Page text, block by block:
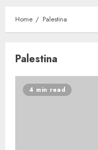
Home Palestina
Palestina
4 min read